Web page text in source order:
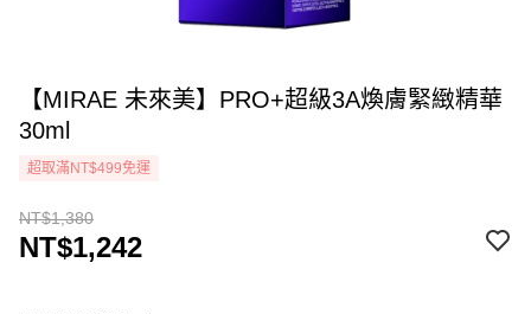
【MIRAE 未來美】PRO+超級3A煥膚緊緻精華
30ml
超取滿NT$499免運
NT$1,380
NT$1,242